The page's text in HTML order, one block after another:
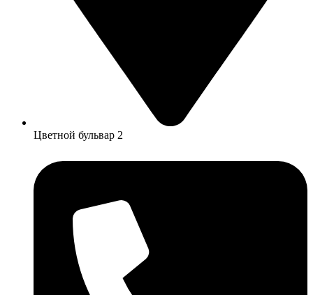
Цветной бульвар 2